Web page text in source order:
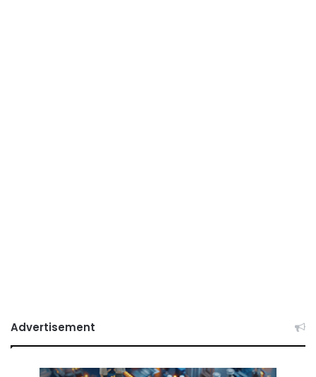
Advertisement